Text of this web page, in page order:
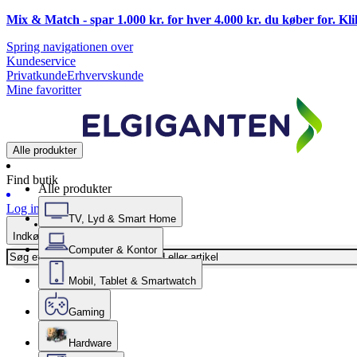
Mix & Match - spar 1.000 kr. for hver 4.000 kr. du køber for.
Spring navigationen over
Kundeservice
PrivatkundeErhvervskunde
Mine favoritter
Alle produkter
Find butik
Log ind
Indkøbskurv
Alle produkter
TV, Lyd & Smart Home
Computer & Kontor
Mobil, Tablet & Smartwatch
Gaming
Hardware